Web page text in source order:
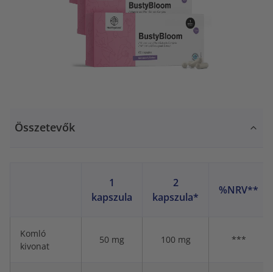
Összetevők
1
kapszula
2
kapszula*
%NRV**
Komló
kivonat
50 mg 100 mg ***